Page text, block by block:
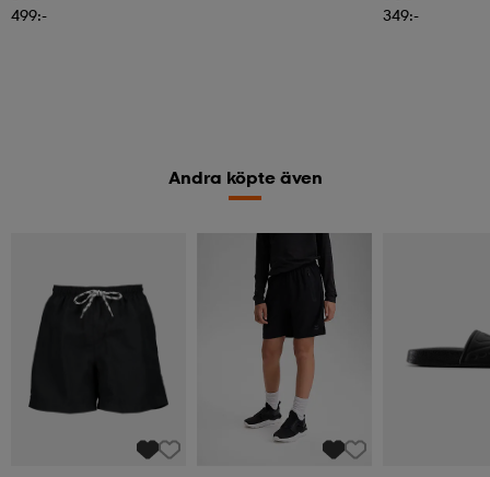
499:- 349:-
Andra köpte även